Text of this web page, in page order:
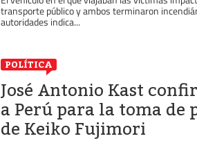
transporte público y ambos terminaron
autoridades indica...
POLÍTICA
José Antonio Kast
a Perú para la toma de
de Keiko Fujimori